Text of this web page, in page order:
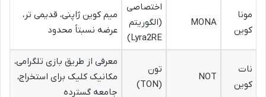
مونا
کوین
MONA
اختصاصی
(الگوریتم
Lyra2RE)
میم کوین ژاپنی، قدیمی تر،
عرضه نسبتاً محدود
نات
کوین
NOT
تون
(TON)
معرفی از طریق بازی تلگرامی،
مکانیک کلیک برای استخراج،
جامعه گسترده